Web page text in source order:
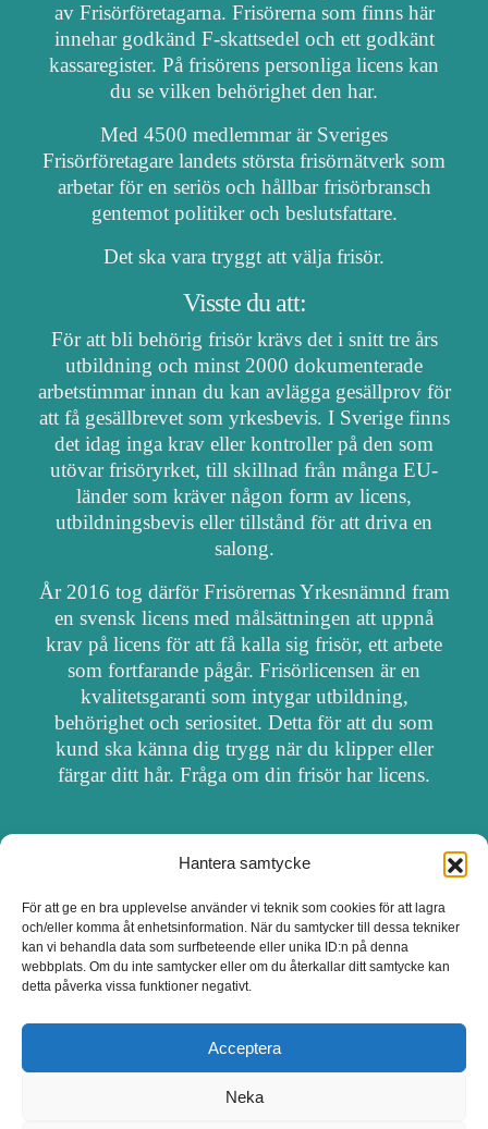
Hantera samtycke
För att ge en bra upplevelse använder vi teknik som cookies för att lagra
och/eller komma åt enhetsinformation. När du samtycker till dessa tekniker
kan vi behandla data som surfbeteende eller unika ID:n på denna
webbplats. Om du inte samtycker eller om du återkallar ditt samtycke kan
detta påverka vissa funktioner negativt.
Acceptera
Neka
av Frisörföretagarna. Frisörerna som finns här
innehar godkänd F-skattsedel och ett godkänt
kassaregister. På frisörens personliga licens kan
du se vilken behörighet den har.
Med 4500 medlemmar är Sveriges
Frisörföretagare landets största frisörnätverk som
arbetar för en seriös och hållbar frisörbransch
gentemot politiker och beslutsfattare.
Det ska vara tryggt att välja frisör.
Visste du att:
För att bli behörig frisör krävs det i snitt tre års
utbildning och minst 2000 dokumenterade
arbetstimmar innan du kan avlägga gesällprov för
att få gesällbrevet som yrkesbevis. I Sverige finns
det idag inga krav eller kontroller på den som
utövar frisöryrket, till skillnad från många EU-
länder som kräver någon form av licens,
utbildningsbevis eller tillstånd för att driva en
salong.
År 2016 tog därför Frisörernas Yrkesnämnd fram
en svensk licens med målsättningen att uppnå
krav på licens för att få kalla sig frisör, ett arbete
som fortfarande pågår. Frisörlicensen är en
kvalitetsgaranti som intygar utbildning,
behörighet och seriositet. Detta för att du som
kund ska känna dig trygg när du klipper eller
färgar ditt hår. Fråga om din frisör har licens.
OM FRISÖRSÖK
UPPDATERA SALONG